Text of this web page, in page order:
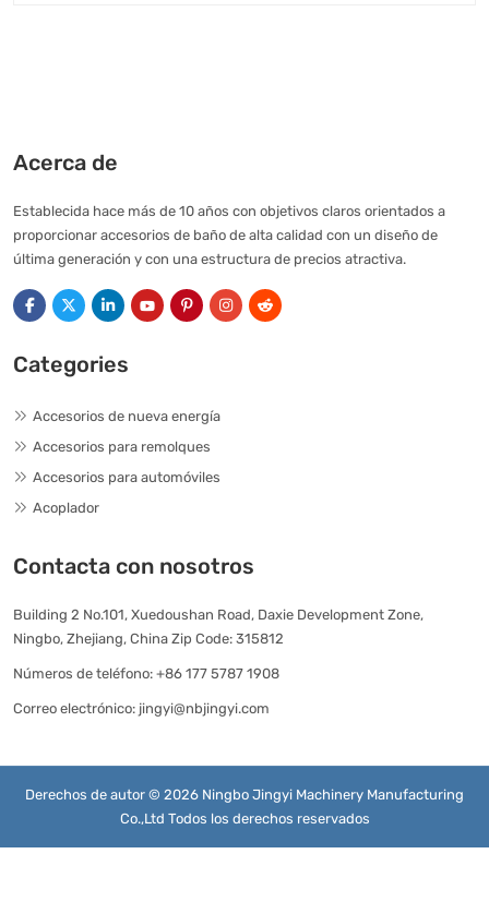
Acerca de
Establecida hace más de 10 años con objetivos claros orientados a
proporcionar accesorios de baño de alta calidad con un diseño de
última generación y con una estructura de precios atractiva.
Categories
Accesorios de nueva energía
Accesorios para remolques
Accesorios para automóviles
Acoplador
Contacta con nosotros
Building 2 No.101, Xuedoushan Road, Daxie Development Zone,
Ningbo, Zhejiang, China Zip Code: 315812
Números de teléfono: +86 177 5787 1908
Correo electrónico: jingyi@nbjingyi.com
Derechos de autor © 2026 Ningbo Jingyi Machinery Manufacturing
Co.,Ltd Todos los derechos reservados